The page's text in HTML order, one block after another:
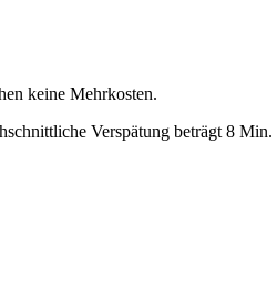
keine Mehrkosten.
Verspätung beträgt 8 Min.